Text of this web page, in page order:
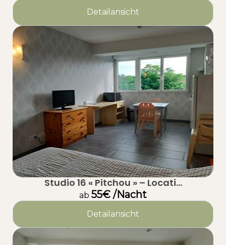
Detailansicht
Studio 16 « Pitchou » – Locati...
ab 55€ /Nacht
Detailansicht